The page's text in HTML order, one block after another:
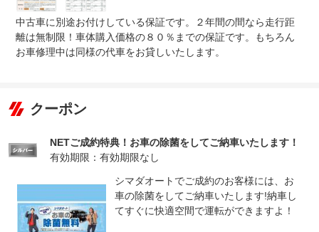
法定整備
について
法定１２ヶ月点検付※貨物など一部車両は６ヶ月点検
中古車に別途お付けしている保証です。２年間の間なら走行距
離は無制限！車体購入価格の８０％までの保証です。もちろん
お車修理中は同様の代車をお貸しいたします。
クーポン
NETご成約特典！お車の除菌をしてご納車いたします！
有効期限：有効期限なし
シマダオートでご成約のお客様には、お
車の除菌をしてご納車いたします!納車し
てすぐに快適空間で運転ができますよ！